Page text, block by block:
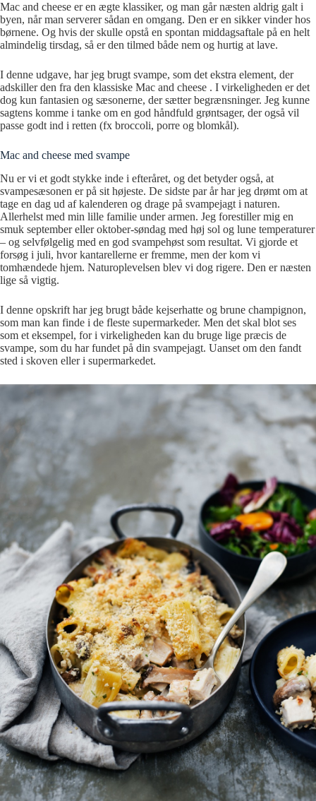
Mac and cheese er en ægte klassiker, og man går næsten aldrig galt i
byen, når man serverer sådan en omgang. Den er en sikker vinder hos
børnene. Og hvis der skulle opstå en spontan middagsaftale på en helt
almindelig tirsdag, så er den tilmed både nem og hurtig at lave.
I denne udgave, har jeg brugt svampe, som det ekstra element, der
adskiller den fra den klassiske Mac and cheese . I virkeligheden er det
dog kun fantasien og sæsonerne, der sætter begrænsninger. Jeg kunne
sagtens komme i tanke om en god håndfuld grøntsager, der også vil
passe godt ind i retten (fx broccoli, porre og blomkål).
Mac and cheese med svampe
Nu er vi et godt stykke inde i efteråret, og det betyder også, at
svampesæsonen er på sit højeste. De sidste par år har jeg drømt om at
tage en dag ud af kalenderen og drage på svampejagt i naturen.
Allerhelst med min lille familie under armen. Jeg forestiller mig en
smuk september eller oktober-søndag med høj sol og lune temperaturer
– og selvfølgelig med en god svampehøst som resultat. Vi gjorde et
forsøg i juli, hvor kantarellerne er fremme, men der kom vi
tomhændede hjem. Naturoplevelsen blev vi dog rigere. Den er næsten
lige så vigtig.
I denne opskrift har jeg brugt både kejserhatte og brune champignon,
som man kan finde i de fleste supermarkeder. Men det skal blot ses
som et eksempel, for i virkeligheden kan du bruge lige præcis de
svampe, som du har fundet på din svampejagt. Uanset om den fandt
sted i skoven eller i supermarkedet.